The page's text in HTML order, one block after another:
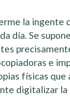
la ingente
día. Se
e
físicas que
digitalizar